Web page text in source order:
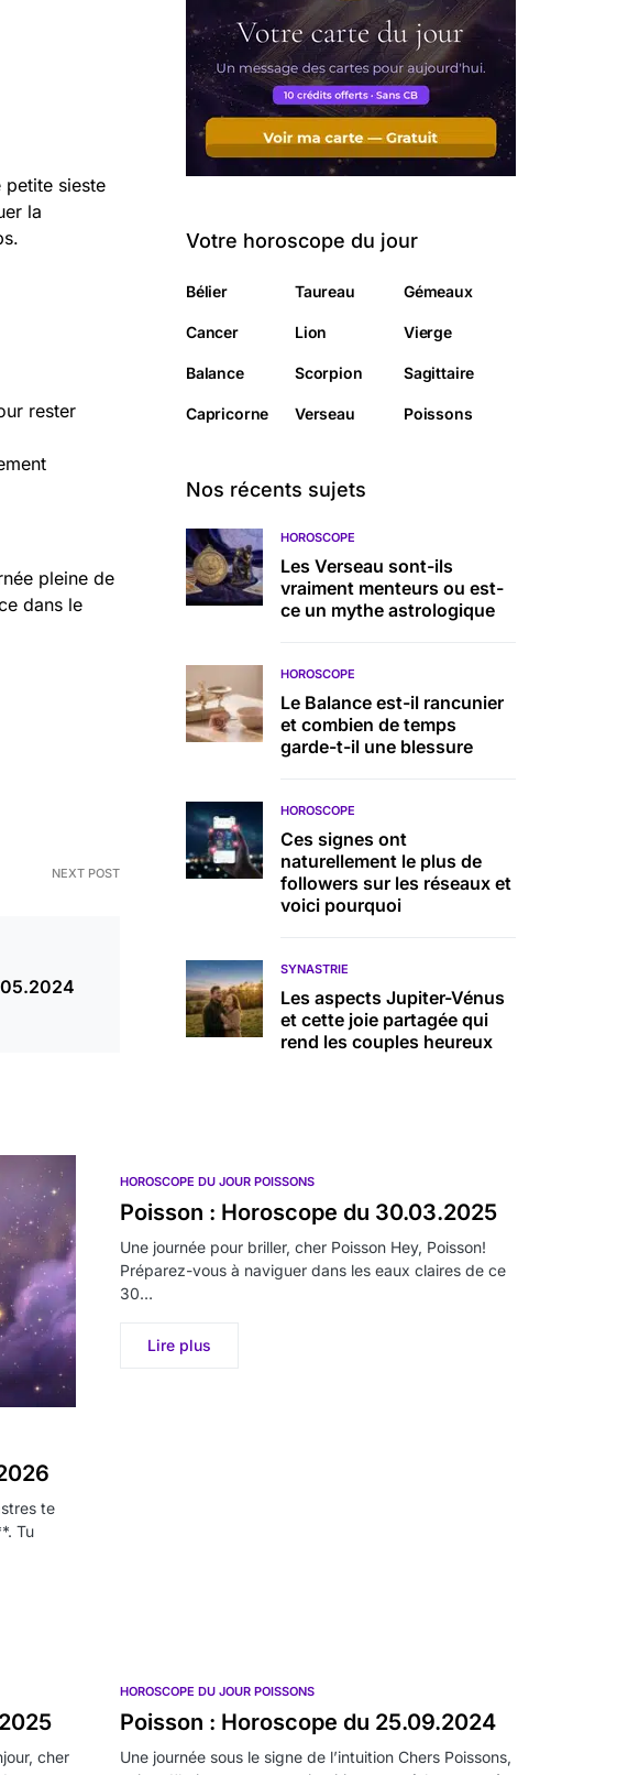
petite sieste
la
rester
pleine de
dans le
NEXT POST
Votre horoscope du jour
Bélier Taureau Gémeaux
Cancer Lion Vierge
Balance Scorpion Sagittaire
Capricorne Verseau Poissons
Nos récents sujets
HOROSCOPE
Les Verseau sont-ils
vraiment menteurs ou est-
ce un mythe astrologique
HOROSCOPE
Le Balance est-il rancunier
et combien de temps
garde-t-il une blessure
HOROSCOPE
Ces signes ont
naturellement le plus de
followers sur les réseaux et
voici pourquoi
SYNASTRIE
Les aspects Jupiter-Vénus
et cette joie partagée qui
rend les couples heureux
te
Tu
HOROSCOPE DU JOUR POISSONS
Poisson : Horoscope du 30.03.2025
Une journée pour briller, cher Poisson Hey, Poisson!
Préparez-vous à naviguer dans les eaux claires de ce
30…
Lire plus
cher
HOROSCOPE DU JOUR POISSONS
Poisson : Horoscope du 25.09.2024
Une journée sous le signe de l’intuition Chers Poissons,